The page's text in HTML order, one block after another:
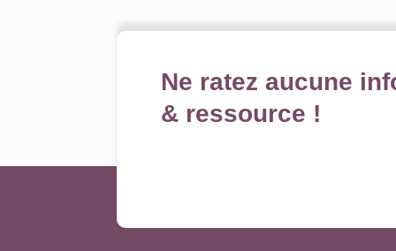
Ne ratez aucune
& ressource !